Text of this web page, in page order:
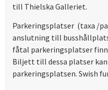
till Thielska Galleriet.
Parkeringsplatser (taxa /
anslutning till
fåtal parkeringsplatser
Biljett till dessa platser kan
parkeringsplatsen. Swish